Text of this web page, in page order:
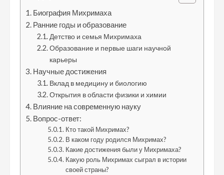
Биография Михримаха
Ранние годы и образование
Детство и семья Михримаха
Образование и первые шаги научной
карьеры
Научные достижения
Вклад в медицину и биологию
Открытия в области физики и химии
Влияние на современную науку
Вопрос-ответ:
Кто такой Михримах?
В каком году родился Михримах?
Какие достижения были у Михримаха?
Какую роль Михримах сыграл в истории
своей страны?